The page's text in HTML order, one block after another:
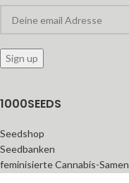
1000SEEDS
Seedshop
Seedbanken
feminisierte Cannabis-Samen